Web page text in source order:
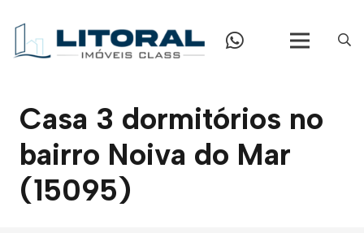
Casa 3 dormitórios no
bairro Noiva do Mar
(15095)